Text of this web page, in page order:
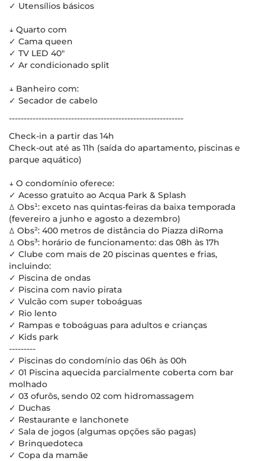
✓ Utensílios básicos
↓ Quarto com
✓ Cama queen
✓ TV LED 40"
✓ Ar condicionado split
↓ Banheiro com:
✓ Secador de cabelo
-----------------------------------------------------------
Check-in a partir das 14h
Check-out até as 11h (saída do apartamento, piscinas e
parque aquático)
↓ O condomínio oferece:
✓ Acesso gratuito ao Acqua Park & Splash
ꕔ Obs¹: exceto nas quintas-feiras da baixa temporada
(fevereiro a junho e agosto a dezembro)
ꕔ Obs²: 400 metros de distância do Piazza diRoma
ꕔ Obs³: horário de funcionamento: das 08h às 17h
✓ Clube com mais de 20 piscinas quentes e frias,
incluindo:
✓ Piscina de ondas
✓ Piscina com navio pirata
✓ Vulcão com super toboáguas
✓ Rio lento
✓ Rampas e toboáguas para adultos e crianças
✓ Kids park
---------
✓ Piscinas do condomínio das 06h às 00h
✓ 01 Piscina aquecida parcialmente coberta com bar
molhado
✓ 03 ofurôs, sendo 02 com hidromassagem
✓ Duchas
✓ Restaurante e lanchonete
✓ Sala de jogos (algumas opções são pagas)
✓ Brinquedoteca
✓ Copa da mamãe